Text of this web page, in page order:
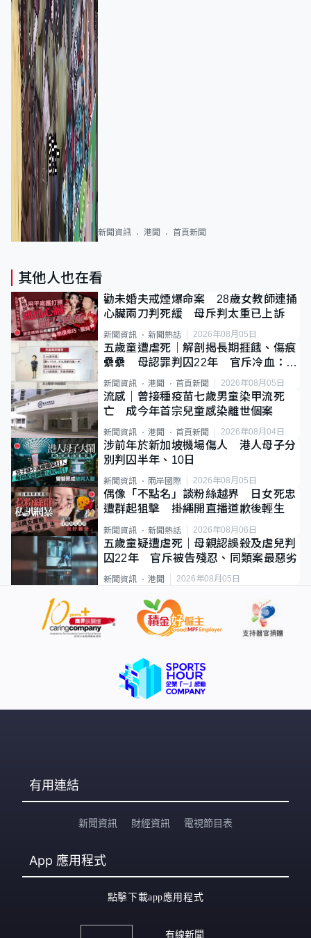
新聞資訊 港聞 首頁新聞
其他人也在看
勸未婚夫戒煙爆命案 28歲女教師連捅
心臟兩刀判死緩 母斥判太重已上訴
新聞資訊 新聞熱話 2026年08月05日
五歲童遭虐死｜解剖揭長期捱餓、傷痕
纍纍 母認罪判囚22年 官斥冷血：同
類案最惡劣
新聞資訊 港聞 首頁新聞 2026年08月05日
流感｜曾接種疫苗七歲男童染甲流死
亡 成今年首宗兒童感染離世個案
新聞資訊 港聞 首頁新聞 2026年08月04日
涉前年於新加坡機場傷人 港人母子分
別判囚半年、10日
新聞資訊 兩岸國際 2026年08月05日
偶像「不點名」談粉絲越界 日女死忠
遭群起狙擊 掛繩開直播道歉後輕生
新聞資訊 新聞熱話 2026年08月06日
五歲童疑遭虐死｜母親認誤殺及虐兒判
囚22年 官斥被告殘忍、同類案最惡劣
新聞資訊 港聞 2026年08月05日
有用連結
新聞資訊 財經資訊 電視節目表
App 應用程式
點擊下載app應用程式
有線新聞